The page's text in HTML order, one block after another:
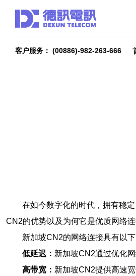
客户服务： (00886)-982-263-666
在如今数字化的时代，拥有稳
CN2的优势以及为何它是优质网络连
新加坡CN2的网络连接具有以
低延迟： 新加坡CN2通过优化
高带宽： 新加坡CN2提供高速